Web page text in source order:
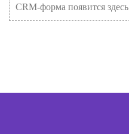
CRM-форма появится здесь